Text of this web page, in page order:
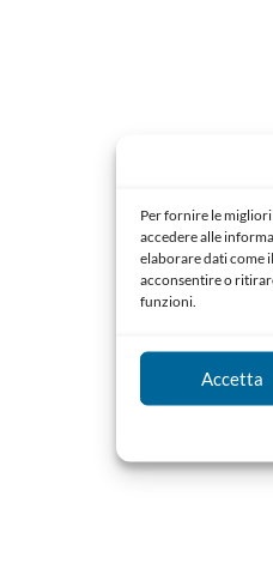
Per fornire le
accedere alle
elaborare dati come
acconsentire o
funzioni.
Accetta